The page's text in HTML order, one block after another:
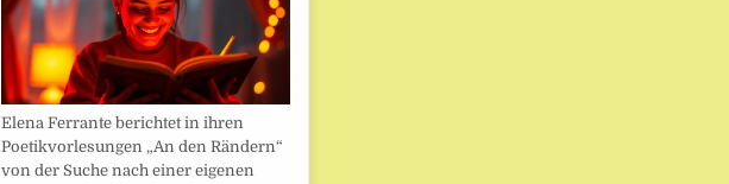
Elena Ferrante berichtet in ihren
Poetikvorlesungen „An den Rändern“
von der Suche nach einer eigenen